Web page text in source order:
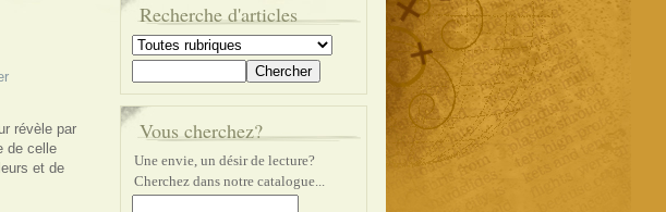
révèle par
de celle
et de
Recherche d'articles
Vous cherchez?
Une envie, un désir de lecture?
Cherchez dans notre catalogue...